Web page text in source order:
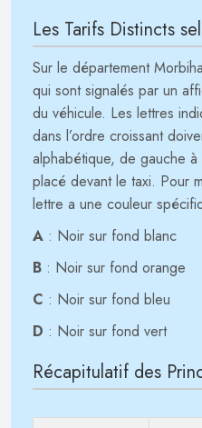
Les Tarifs Distincts
Sur le département
qui sont signalés par un
du véhicule. Les lettres
dans l’ordre croissant
alphabétique, de gauche
placé devant le taxi. Pour
lettre a une couleur
A : Noir sur fond blanc
B : Noir sur fond orange
C : Noir sur fond bleu
D : Noir sur fond vert
Récapitulatif des